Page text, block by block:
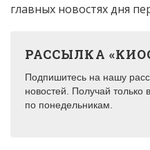
главных новостях дня
РАССЫЛКА
Подпишитесь на нашу
новостей. Получай
по понедельникам.